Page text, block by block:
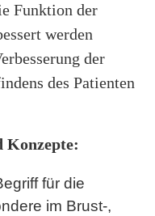
Funktion der
werden
der
des Patienten
Konzepte:
für die
im Brust-,